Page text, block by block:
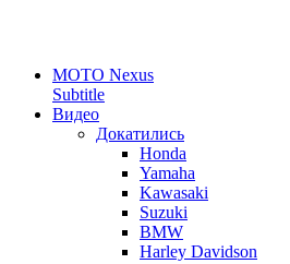
MOTO Nexus
Subtitle
Видео
Докатились
Honda
Yamaha
Kawasaki
Suzuki
BMW
Harley Davidson